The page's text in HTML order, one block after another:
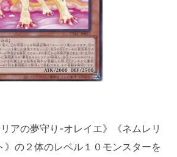
アの夢守り-オレイエ》《ネムレリ
》の２体のレベル１０モンスターを